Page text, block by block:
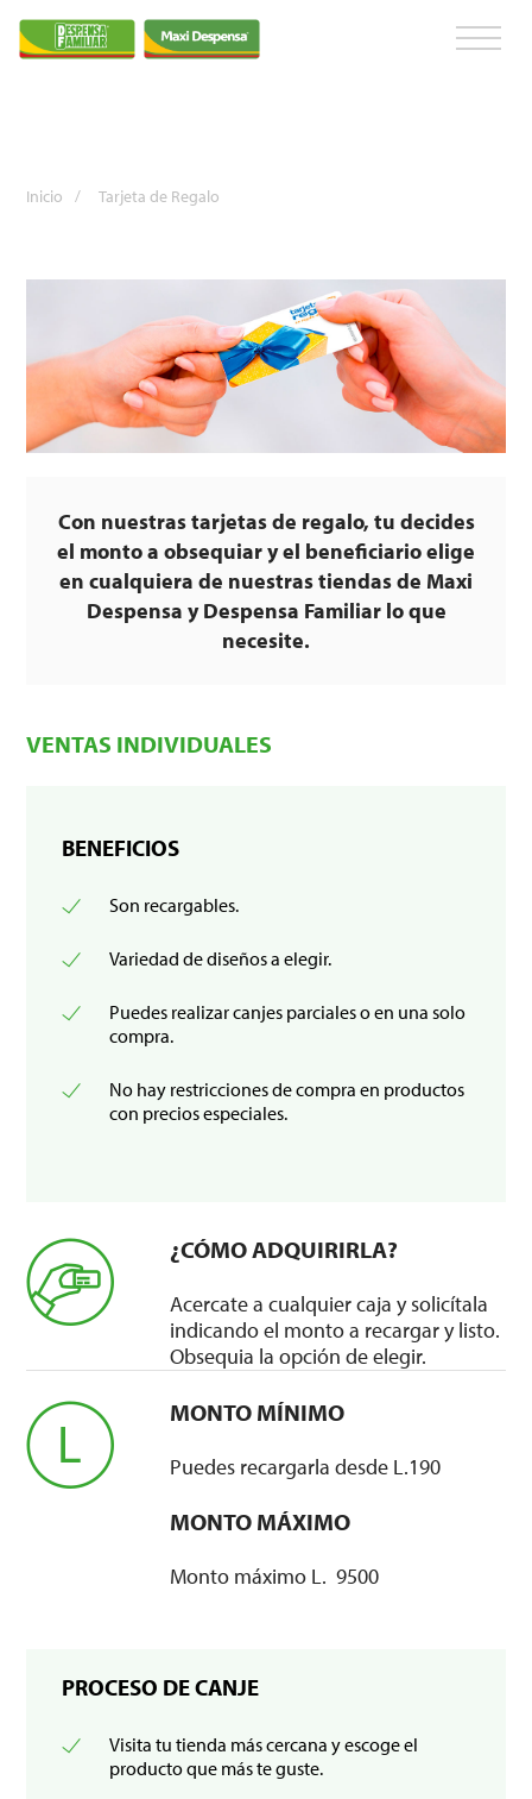
Inicio / Tarjeta de Regalo
Con nuestras tarjetas de regalo, tu decides
el monto a obsequiar y el beneficiario elige
en cualquiera de nuestras tiendas de Maxi
Despensa y Despensa Familiar lo que
necesite.
VENTAS INDIVIDUALES
BENEFICIOS
Son recargables.
Variedad de diseños a elegir.
Puedes realizar canjes parciales o en una solo
compra.
No hay restricciones de compra en productos
con precios especiales.
¿CÓMO ADQUIRIRLA?
Acercate a cualquier caja y solicítala
indicando el monto a recargar y listo.
Obsequia la opción de elegir.
MONTO MÍNIMO
Puedes recargarla desde L.190
MONTO MÁXIMO
Monto máximo L. 9500
PROCESO DE CANJE
Visita tu tienda más cercana y escoge el
producto que más te guste.